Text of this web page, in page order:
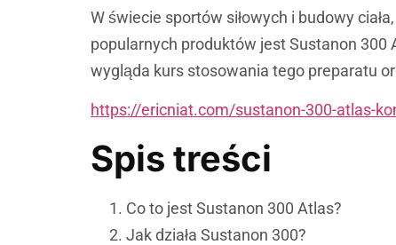
W świecie sportów siłowych i budowy
popularnych produktów jest Sustanon 300
wygląda kurs stosowania tego preparatu
https://ericniat.com/sustanon-300-atlas-
Spis treści
Co to jest Sustanon 300 Atlas?
Jak działa Sustanon 300?